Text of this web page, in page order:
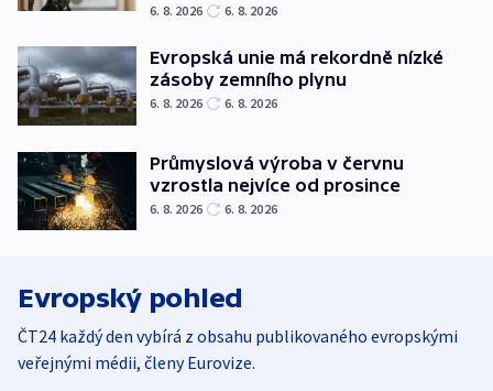
6. 8. 2026 6. 8. 2026
Evropská unie má rekordně nízké
zásoby zemního plynu
6. 8. 2026 6. 8. 2026
Průmyslová výroba v červnu
vzrostla nejvíce od prosince
6. 8. 2026 6. 8. 2026
Evropský pohled
ČT24 každý den vybírá z obsahu publikovaného evropskými
veřejnými médii, členy Eurovize.